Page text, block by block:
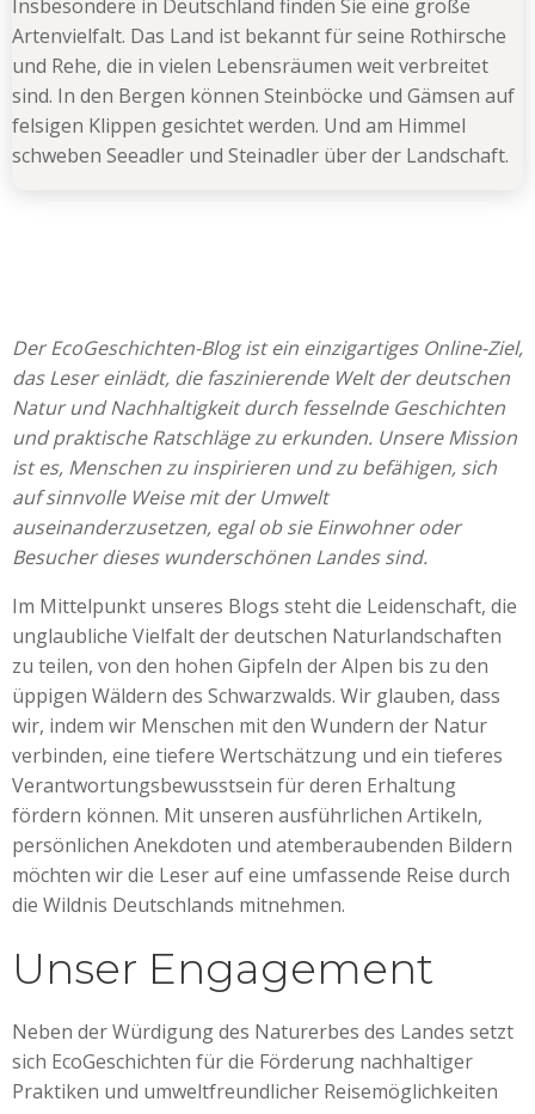
Insbesondere in Deutschland finden Sie eine große
Artenvielfalt. Das Land ist bekannt für seine Rothirsche
und Rehe, die in vielen Lebensräumen weit verbreitet
sind. In den Bergen können Steinböcke und Gämsen auf
felsigen Klippen gesichtet werden. Und am Himmel
schweben Seeadler und Steinadler über der Landschaft.
Der EcoGeschichten-Blog ist ein einzigartiges Online-Ziel,
das Leser einlädt, die faszinierende Welt der deutschen
Natur und Nachhaltigkeit durch fesselnde Geschichten
und praktische Ratschläge zu erkunden. Unsere Mission
ist es, Menschen zu inspirieren und zu befähigen, sich
auf sinnvolle Weise mit der Umwelt
auseinanderzusetzen, egal ob sie Einwohner oder
Besucher dieses wunderschönen Landes sind.
Im Mittelpunkt unseres Blogs steht die Leidenschaft, die
unglaubliche Vielfalt der deutschen Naturlandschaften
zu teilen, von den hohen Gipfeln der Alpen bis zu den
üppigen Wäldern des Schwarzwalds. Wir glauben, dass
wir, indem wir Menschen mit den Wundern der Natur
verbinden, eine tiefere Wertschätzung und ein tieferes
Verantwortungsbewusstsein für deren Erhaltung
fördern können. Mit unseren ausführlichen Artikeln,
persönlichen Anekdoten und atemberaubenden Bildern
möchten wir die Leser auf eine umfassende Reise durch
die Wildnis Deutschlands mitnehmen.
Unser Engagement
Neben der Würdigung des Naturerbes des Landes setzt
sich EcoGeschichten für die Förderung nachhaltiger
Praktiken und umweltfreundlicher Reisemöglichkeiten